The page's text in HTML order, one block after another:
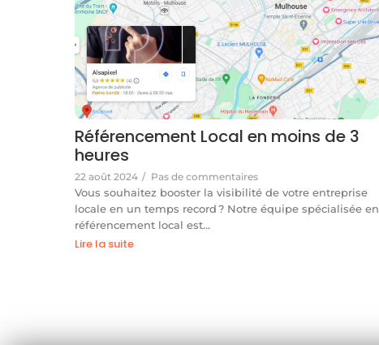
Référencement Local en moins de 3
heures
22 août 2024 / Pas de commentaires
Vous souhaitez booster la visibilité de votre entreprise
locale en un temps record ? Notre équipe spécialisée en
référencement local est…
Lire la suite